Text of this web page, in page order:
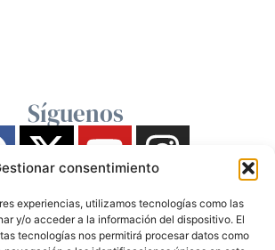
consentimiento
experiencias, utilizamos tecnologías como las
y/o acceder a la información del dispositivo. El
tecnologías nos permitirá procesar datos como
Síguenos